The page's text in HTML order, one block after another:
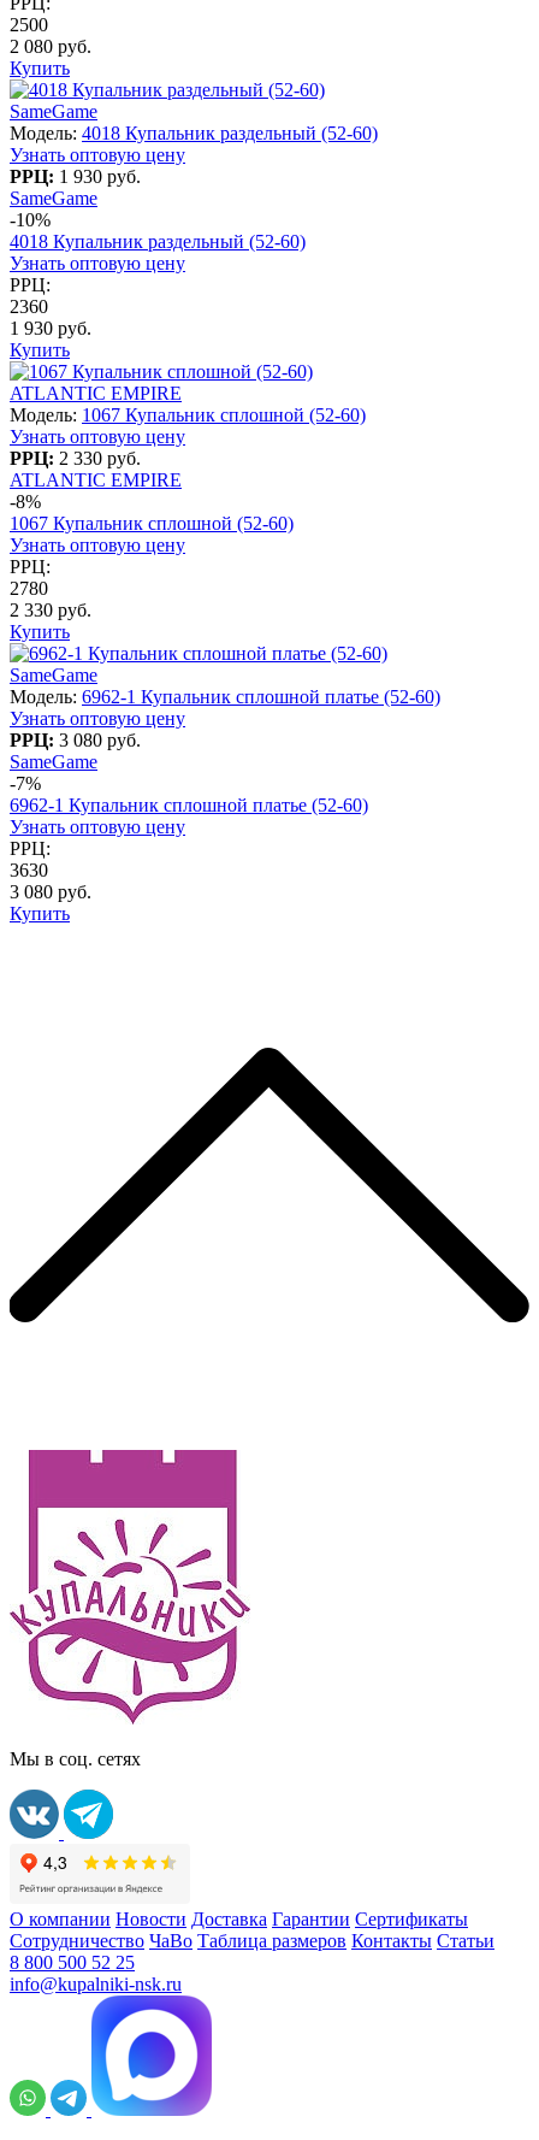
2500
2 080 руб.
Купить
SameGame
Модель: 4018 Купальник раздельный (52-60)
Узнать оптовую цену
РРЦ: 1 930 руб.
SameGame
-10%
4018 Купальник раздельный (52-60)
Узнать оптовую цену
РРЦ:
2360
1 930 руб.
Купить
ATLANTIC EMPIRE
Модель: 1067 Купальник сплошной (52-60)
Узнать оптовую цену
РРЦ: 2 330 руб.
ATLANTIC EMPIRE
-8%
1067 Купальник сплошной (52-60)
Узнать оптовую цену
РРЦ:
2780
2 330 руб.
Купить
SameGame
Модель: 6962-1 Купальник сплошной платье (52-60)
Узнать оптовую цену
РРЦ: 3 080 руб.
SameGame
-7%
6962-1 Купальник сплошной платье (52-60)
Узнать оптовую цену
РРЦ:
3630
3 080 руб.
Купить
Мы в соц. сетях
О компании Новости Доставка Гарантии Сертификаты
Сотрудничество ЧаВо Таблица размеров Контакты Статьи
8 800 500 52 25
info@kupalniki-nsk.ru